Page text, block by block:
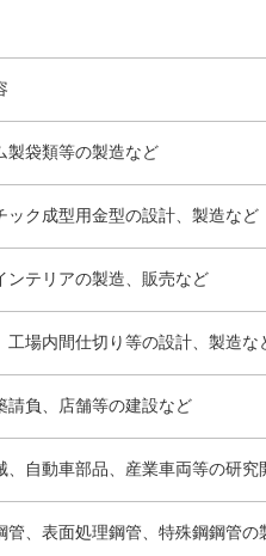
製袋類等の製造など
ック成型用金型の設計、製造など
ンテリアの製造、販売など
工場内間仕切り等の設計、製造な
請負、店舗等の建設など
、自動車部品、産業車両等の研究
管、表面処理鋼管、特殊鋼鋼管の